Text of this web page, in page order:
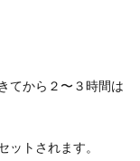
てから２〜３時間は
ットされます。